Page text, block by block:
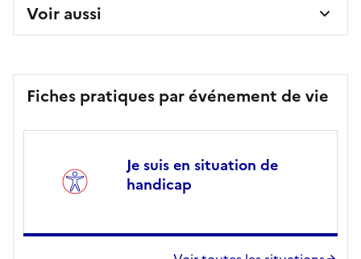
Voir aussi
Fiches pratiques par événement de vie
Je suis en situation de
handicap